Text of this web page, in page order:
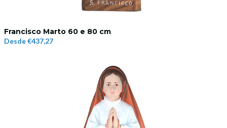
Francisco Marto 60 e 80 cm
Desde€437,27